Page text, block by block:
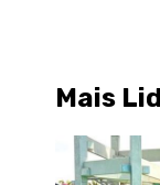
Mais